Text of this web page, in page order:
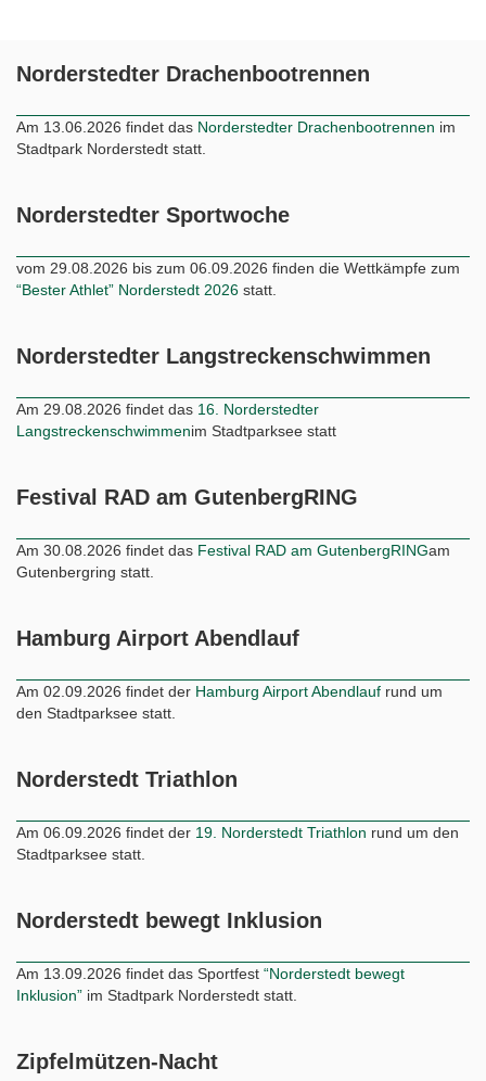
Norderstedter Drachenbootrennen
Am 13.06.2026 findet das Norderstedter Drachenbootrennen im
Stadtpark Norderstedt statt.
Norderstedter Sportwoche
vom 29.08.2026 bis zum 06.09.2026 finden die Wettkämpfe zum
“Bester Athlet” Norderstedt 2026 statt.
Norderstedter Langstreckenschwimmen
Am 29.08.2026 findet das 16. Norderstedter
Langstreckenschwimmenim Stadtparksee statt
Festival RAD am GutenbergRING
Am 30.08.2026 findet das Festival RAD am GutenbergRINGam
Gutenbergring statt.
Hamburg Airport Abendlauf
Am 02.09.2026 findet der Hamburg Airport Abendlauf rund um
den Stadtparksee statt.
Norderstedt Triathlon
Am 06.09.2026 findet der 19. Norderstedt Triathlon rund um den
Stadtparksee statt.
Norderstedt bewegt Inklusion
Am 13.09.2026 findet das Sportfest “Norderstedt bewegt
Inklusion” im Stadtpark Norderstedt statt.
Zipfelmützen-Nacht